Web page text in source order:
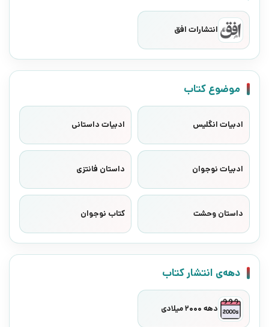
انتشارات افق
موضوع کتاب
ادبیات انگلیس ادبیات داستانی
ادبیات نوجوان داستان فانتزی
داستان وحشت کتاب نوجوان
دهه‌ی انتشار کتاب
دهه 2000 میلادی